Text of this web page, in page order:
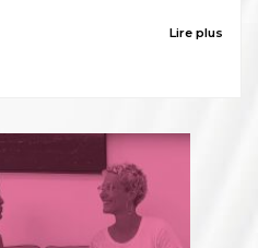
Lire plus